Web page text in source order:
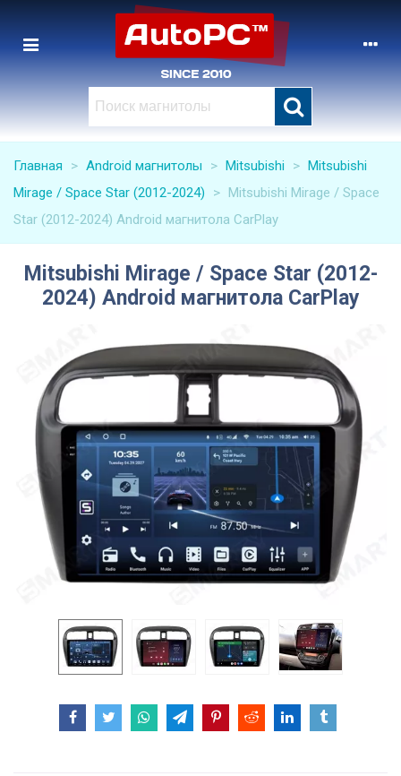
Главная > Android магнитолы > Mitsubishi > Mitsubishi
Mirage / Space Star (2012-2024)
> Mitsubishi Mirage / Space
Star (2012-2024) Android магнитола CarPlay
Mitsubishi Mirage / Space Star (2012-
2024) Android магнитола CarPlay